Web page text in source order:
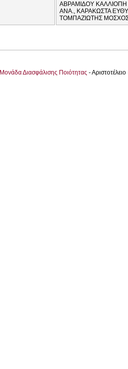
ΑΒΡΑΜΙΔΟΥ
ΑΝΑ., ΚΑΡΑΚΩΣΤΑ
ΤΟΜΠΑΖΙΩΤΗΣ
Μονάδα Διασφάλισης Ποιότητας -